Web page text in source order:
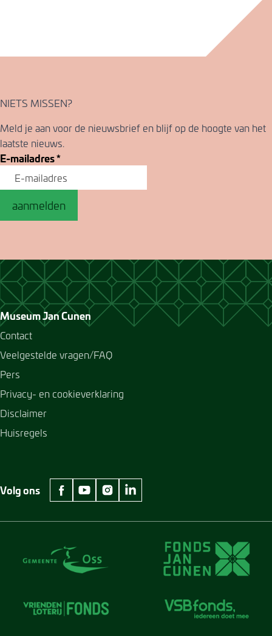
NIETS MISSEN?
Meld je aan voor de nieuwsbrief en blijf op de hoogte van het
laatste nieuws.
E-mailadres*
aanmelden
Museum Jan Cunen
Contact
Veelgestelde vragen/FAQ
Pers
Privacy- en cookieverklaring
Disclaimer
Huisregels
Volg ons
facebook Museum Jan Cunen
youtube Museum Jan Cunen
instagram Museum Jan Cunen
linkedin Museum Jan Cunen